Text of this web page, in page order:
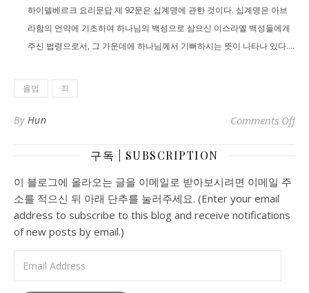
하이델베르크 요리문답 제 92문은 십계명에 관한 것이다. 십계명은 아브
라함의 언약에 기초하여 하나님의 백성으로 삼으신 이스라엘 백성들에게
주신 법령으로서, 그 가운데에 하나님께서 기뻐하시는 뜻이 나타나 있다....
율법 죄
By Hun Comments Offon
구독 | SUBSCRIPTION
이 블로그에 올라오는 글을 이메일로 받아보시려면 이메일 주
소를 적으신 뒤 아래 단추를 눌러주세요. (Enter your email
address to subscribe to this blog and receive notifications
of new posts by email.)